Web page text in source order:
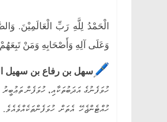
ok r a
mppالْحَمْدُ لِلَّهِ رَبِّ الْعَالَمِيْنَ.
وَعَلَى آلِهِ وَأَصْحَابِهِ وَمَنْ
سهل بن رفاع بن سهيل
ހުވަފެނުގެ އަދަބުތަކާއި، ހުވަފެން
ހުއްޓެންޖެހޭ އެތަށް